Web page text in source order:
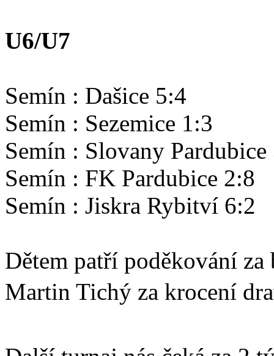
U6/U7
Semín : Dašice 5:4
Semín : Sezemice 1:3
Semín : Slovany Pardubice
Semín : FK Pardubice 2:8
Semín : Jiskra Rybitví 6:2
Dětem patří poděkování
Martin Tichý za krocení